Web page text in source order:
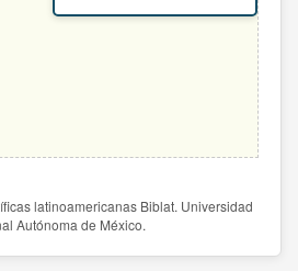
latinoamericanas Biblat. Universidad
Autónoma de México.